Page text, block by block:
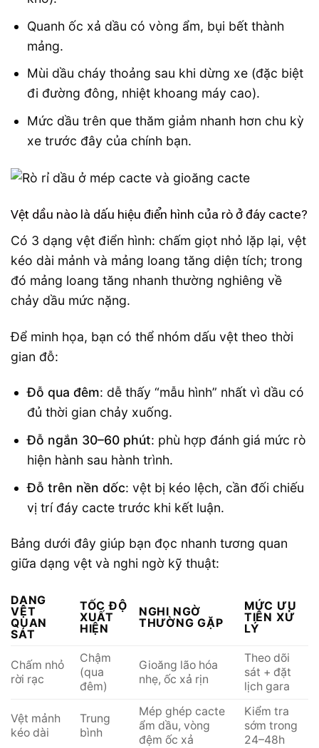
Quanh ốc xả dầu có vòng ẩm, bụi bết thành
mảng.
Mùi dầu cháy thoảng sau khi dừng xe (đặc biệt
đi đường đông, nhiệt khoang máy cao).
Mức dầu trên que thăm giảm nhanh hơn chu kỳ
xe trước đây của chính bạn.
Vệt dầu nào là dấu hiệu điển hình của rò ở đáy cacte?
Có 3 dạng vệt điển hình: chấm giọt nhỏ lặp lại, vệt
kéo dài mảnh và mảng loang tăng diện tích; trong
đó mảng loang tăng nhanh thường nghiêng về
chảy dầu mức nặng.
Để minh họa, bạn có thể nhóm dấu vệt theo thời
gian đỗ:
Đỗ qua đêm: dễ thấy “mẫu hình” nhất vì dầu có
đủ thời gian chảy xuống.
Đỗ ngắn 30–60 phút: phù hợp đánh giá mức rò
hiện hành sau hành trình.
Đỗ trên nền dốc: vệt bị kéo lệch, cần đối chiếu
vị trí đáy cacte trước khi kết luận.
Bảng dưới đây giúp bạn đọc nhanh tương quan
giữa dạng vệt và nghi ngờ kỹ thuật:
DẠNG
VỆT
QUAN
SÁT
TỐC ĐỘ
XUẤT
HIỆN
NGHI NGỜ
THƯỜNG GẶP
MỨC ƯU
TIÊN XỬ
LÝ
Chấm nhỏ
rời rạc
Chậm
(qua
đêm)
Gioăng lão hóa
nhẹ, ốc xả rịn
Theo dõi
sát + đặt
lịch gara
Vệt mảnh
kéo dài
Trung
bình
Mép ghép cacte
ẩm dầu, vòng
đệm ốc xả
Kiểm tra
sớm trong
24–48h